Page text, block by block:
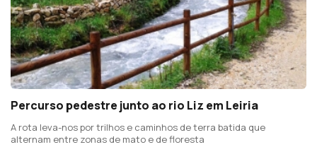
Percurso pedestre junto ao rio Liz em Leiria
A rota leva-nos por trilhos e caminhos de terra batida que
alternam entre zonas de mato e de floresta